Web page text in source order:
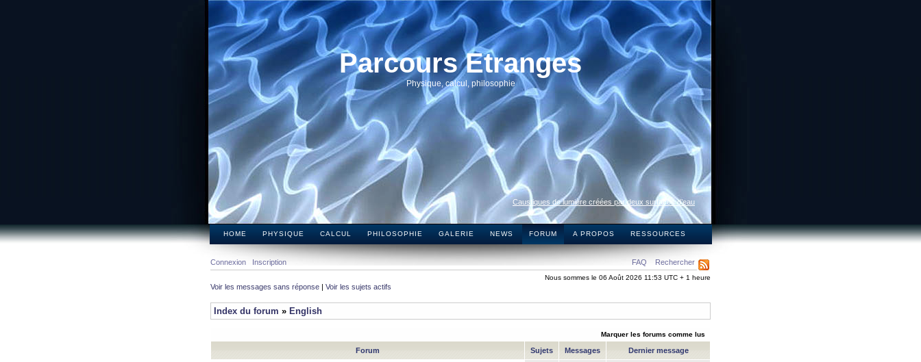
Parcours Etranges
Physique, calcul, philosophie
Caustiques de lumière créées par deux surfaces d’eau
HOME PHYSIQUE CALCUL PHILOSOPHIE GALERIE NEWS FORUM A PROPOS RESSOURCES
FAQ Rechercher
Connexion Inscription
Nous sommes le 06 Août 2026 11:53 UTC + 1 heure
Voir les messages sans réponse | Voir les sujets actifs
Index du forum » English
Marquer les forums comme lus
Forum Sujets Messages Dernier message